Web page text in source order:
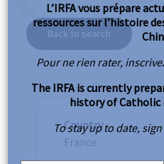
Back to search
Country
France
L’IRFA vous prépare
ressources sur l’histoire
Pour ne rien rater,
The IRFA is currently
history of Catholic
To stay up to date,